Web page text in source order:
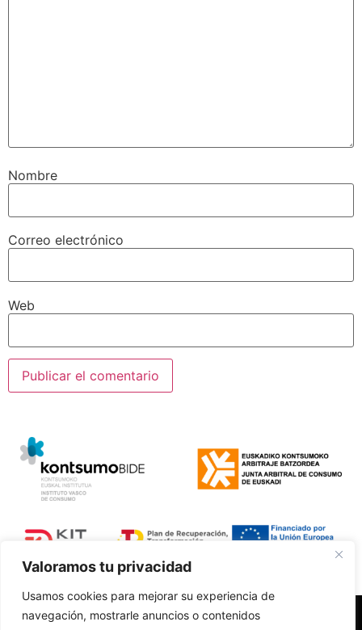
Valoramos tu privacidad
Usamos cookies para mejorar su experiencia de
navegación, mostrarle anuncios o contenidos
Nombre
Correo electrónico
Web
Polí­tica de Privacidad